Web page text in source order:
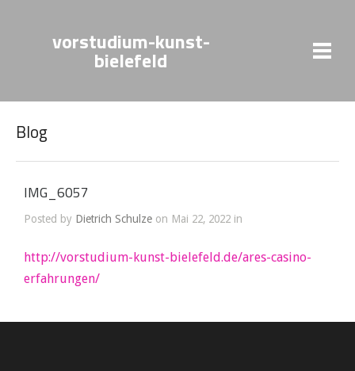
vorstudium-kunst-
bielefeld
Blog
IMG_6057
Posted by Dietrich Schulze on Mai 22, 2022 in
http://vorstudium-kunst-bielefeld.de/ares-casino-
erfahrungen/